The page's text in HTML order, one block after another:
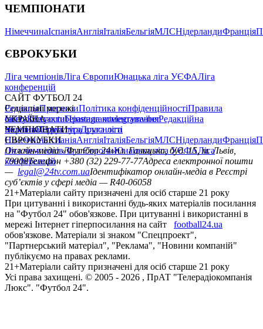
конференцій
РедакціяПрогнозиПолітика конфіденційностіПравила
сайтуКонтакти
політикаСтруктура власності
Соціальні мережі
facebookxyoutube
УКРАЇНА
УкраїнаПерша лігаДруга ліга
ЧЕМПІОНАТИ
НімеччинаІспаніяАнгліяІталіяБельгіяМЛСНідерланди
ЄВРОКУБКИ
Ліга чемпіонівЛіга ЄвропиЮнацька ліга УЄФАЛіга
конференцій
Онлайн-медіа «Футбол 24»пл. Галицька, буд. 15, м. Львів,
79008Телефон +380 (32) 229-77-77
— legal@24tv.com.uaІдентифікатор онлайн-медіа в Реєстрі
суб’єктів у сфері медіа — R40-06058
21+Матеріали сайту призначені для осіб старше 21 року
При цитуванні і використанні будь-яких матеріалів посилання
на "Футбол 24" обов'язкове. При цитуванні і використанні в
мережі Інтернет гіперпосилання на сайт football24.ua
обов'язкове. Матеріали зі знаком "Спецпроект",
"Партнерський матеріал", "Реклама", "Новини компаній"
публікуємо на правах реклами.
21+Матеріали сайту призначені для осіб старше 21 року
Усi права захищенi. © 2005 -2026, ПрАТ "Телерадіокомпанія
Люкс". "Футбол 24".